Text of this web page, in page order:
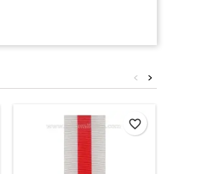
>
<
favorite_border